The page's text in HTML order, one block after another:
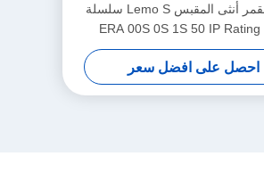
نصف القمر أنثى المقبس Lemo S سلسلة
احصل على افضل سعر